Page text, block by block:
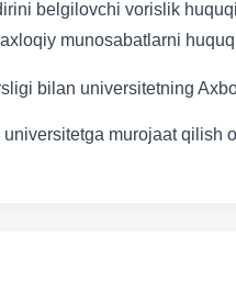
belgilovchi vorislik
munosabatlarni
bilan universitetning
murojaat qilish